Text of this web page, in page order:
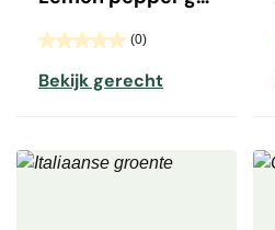
(0)
Bekijk gerecht